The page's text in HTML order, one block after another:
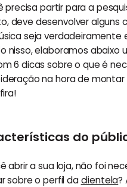
precisa partir para a
deve desenvolver alguns
seja verdadeiramente
nisso, elaboramos abaixo
6 dicas sobre o que é
na hora de montar
do
abrir a sua loja, não foi
sobre o perfil daclientela?